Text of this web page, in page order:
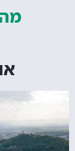
מה
אולי